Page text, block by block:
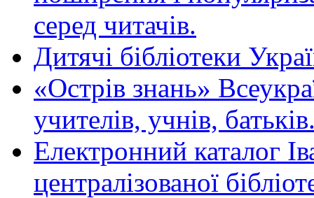
серед читачів.
Дитячі бібліотеки
«Острів знань»
учителів, учнів,
Електронний каталог
централізованої